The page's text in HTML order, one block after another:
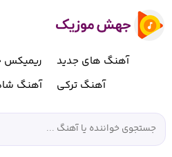
آهنگ های جدید ریمیکس
آهنگ ترکی
آهنگ